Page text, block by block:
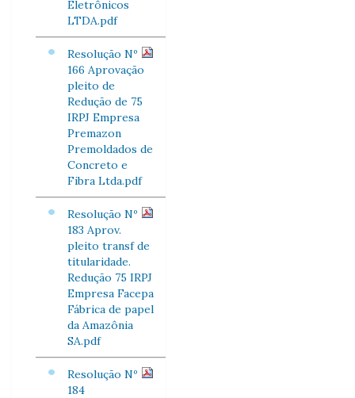
Eletrônicos
LTDA.pdf
Resolução Nº
166 Aprovação
pleito de
Redução de 75
IRPJ Empresa
Premazon
Premoldados de
Concreto e
Fibra Ltda.pdf
Resolução Nº
183 Aprov.
pleito transf de
titularidade.
Redução 75 IRPJ
Empresa Facepa
Fábrica de papel
da Amazônia
SA.pdf
Resolução Nº
184